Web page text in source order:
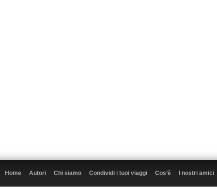
Home Autori Chi siamo Condividi i tuoi viaggi Cos’è I nostri amici